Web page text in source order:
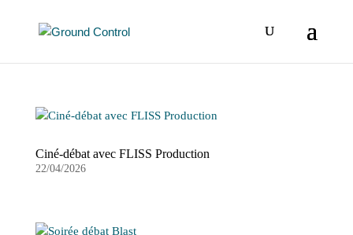
Ciné-débat avec FLISS Production
22/04/2026